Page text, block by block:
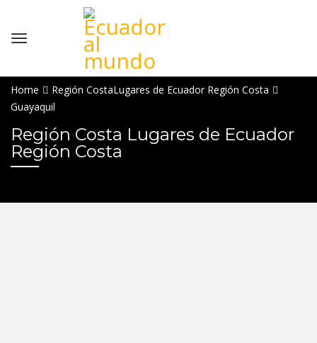
Home Región CostaLugares de Ecuador Región Costa
Guayaquil
Región Costa Lugares de Ecuador
Región Costa